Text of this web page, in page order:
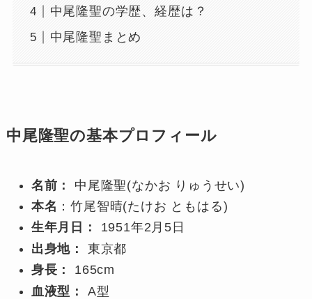
中尾隆聖の学歴、経歴は？
中尾隆聖まとめ
中尾隆聖の基本プロフィール
名前：
中尾隆聖(なかお りゅうせい)
本名 ：竹尾智晴(たけお ともはる)
生年月日：
1951年2月5日
出身地：
東京都
身長：
165cm
血液型：
A型